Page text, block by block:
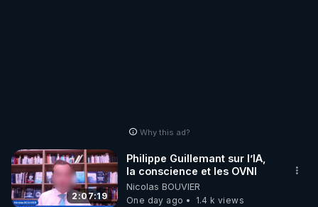
Why this ad?
2:07:19
Philippe Guillemant sur l’IA,
la conscience et les OVNI
Nicolas BOUVIER
One day ago
1.4 k views